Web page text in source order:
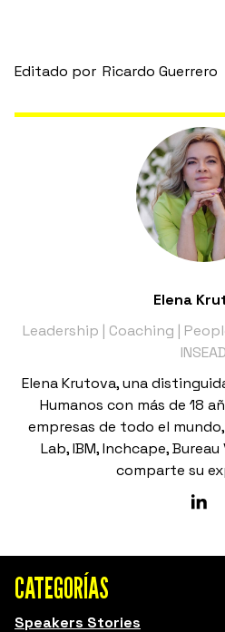
Editado por Ricardo Guerrero
Elena
Leadership | Coaching |
INSEAD
Elena Krutova, una
Humanos con más de 18
empresas de todo el
Lab, IBM, Inchcape,
comparte su
CATEGORÍAS
Speakers Stories